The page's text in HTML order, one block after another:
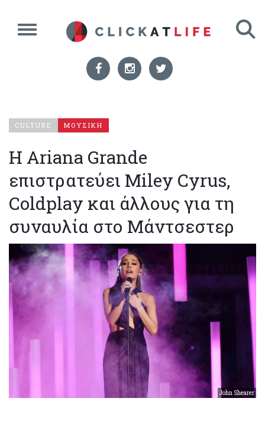
CULTURE ΜΟΥΣΙΚΗ
Η Ariana Grande
επιστρατεύει Miley Cyrus,
Coldplay και άλλους για τη
συναυλία στο Μάντσεστερ
John Shearer